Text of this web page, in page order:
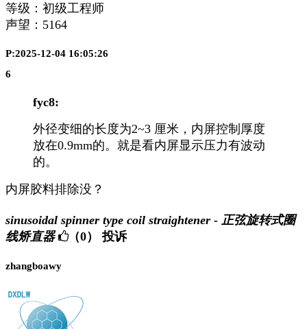
等级：初级工程师
声望： 5164
P:2025-12-04 16:05:26
6
fyc8:
外径变细的长度为2~3 厘米，内屏控制厚度
放在0.9mm的。就是看内屏显示压力有波动
的。
内屏胶料排除没？
sinusoidal spinner type coil straightener - 正弦旋转式圈
线矫直器
（0） 投诉
zhangboawy